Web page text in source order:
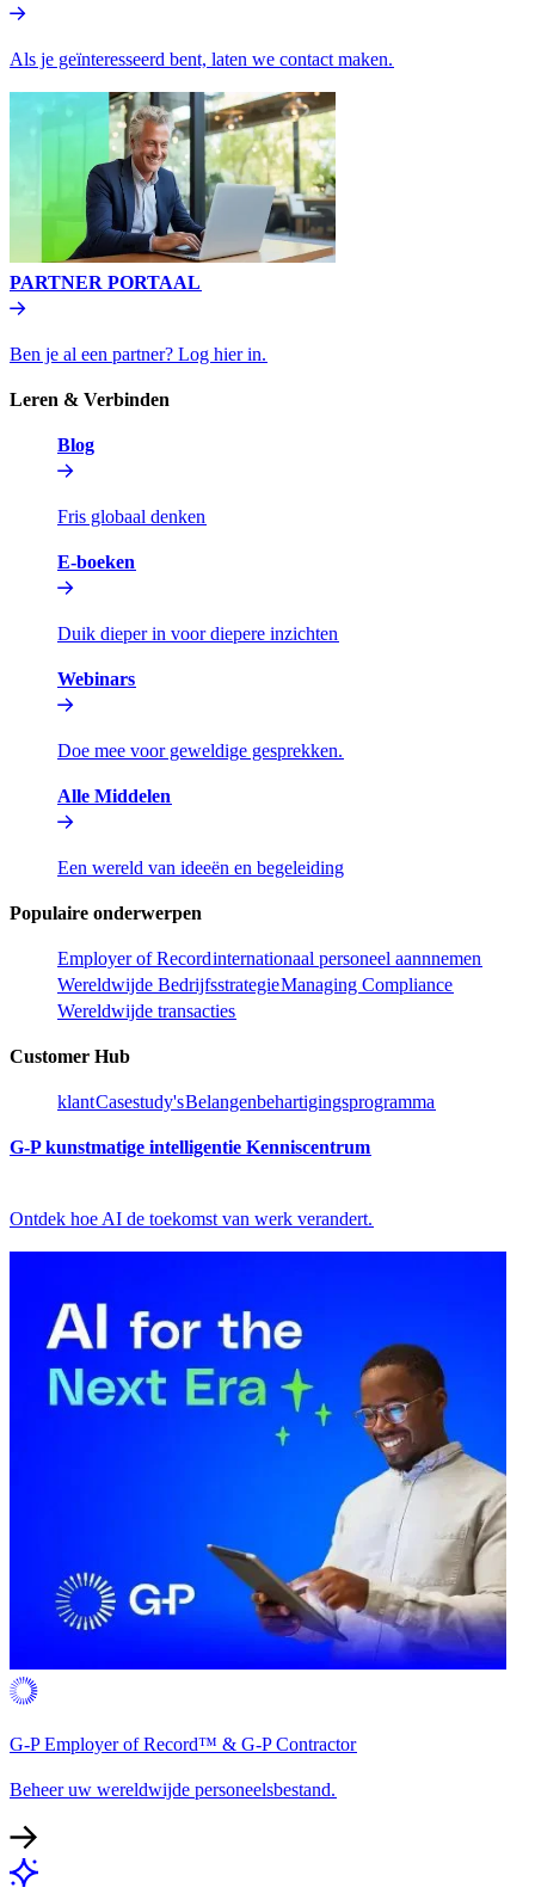
Als je geïnteresseerd bent, laten we contact maken.​​
PARTNER PORTAAL​​
Ben je al een partner? Log hier in.​​
Leren & Verbinden​​
Blog​​
Fris globaal denken​​
E-boeken​​
Duik dieper in voor diepere inzichten​​
Webinars​​
Doe mee voor geweldige gesprekken.​​
Alle Middelen​​
Een wereld van ideeën en begeleiding​​
Populaire onderwerpen​​
Employer of Record​​internationaal personeel aannnemen​​
Wereldwijde Bedrijfsstrategie​​Managing Compliance​​
Wereldwijde transacties​​
Customer Hub​​
klant​​Casestudy's​​Belangenbehartigingsprogramma​​
G-P kunstmatige intelligentie Kenniscentrum​​
Ontdek hoe AI de toekomst van werk verandert.​​
G-P Employer of Record™ & G-P Contractor​​
Beheer uw wereldwijde personeelsbestand.​​